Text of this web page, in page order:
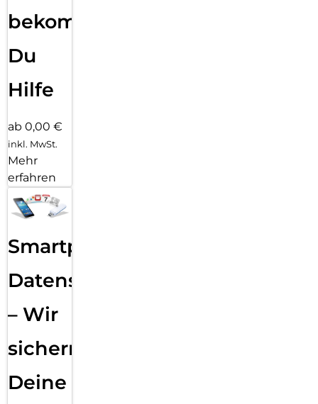
bekommst
Du
Hilfe
ab 0,00 €
inkl. MwSt.
Mehr
erfahren
Smartphone
Datensicherung
– Wir
sichern
Deine